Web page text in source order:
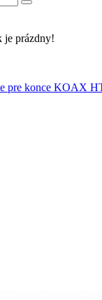
je prázdny!
pre konce KOAX